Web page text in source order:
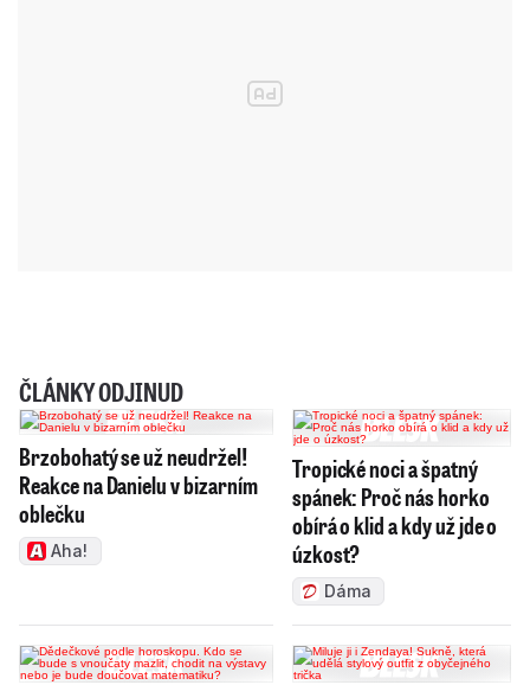
ČLÁNKY ODJINUD
Brzobohatý se už neudržel!
Reakce na Danielu v bizarním
oblečku
Aha!
Tropické noci a špatný
spánek: Proč nás horko
obírá o klid a kdy už jde o
úzkost?
Dáma